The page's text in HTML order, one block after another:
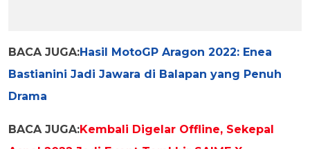
BACA JUGA:Hasil MotoGP Aragon 2022: Enea
Bastianini Jadi Jawara di Balapan yang Penuh
Drama
BACA JUGA:Kembali Digelar Offline, Sekepal